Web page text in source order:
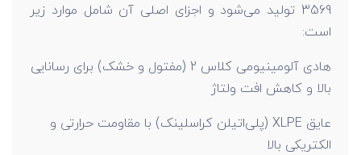
3569 تولید می‌شود و اجزای اصلی آن شامل موارد زیر
است:
هادی آلومینیومی کلاس 2 (مفتول و خشک) برای رسانایی
بالا و کاهش افت ولتاژ
عایق XLPE (پلی‌اتیلن کراسلینک) با مقاومت حرارتی و
الکتریکی بالا